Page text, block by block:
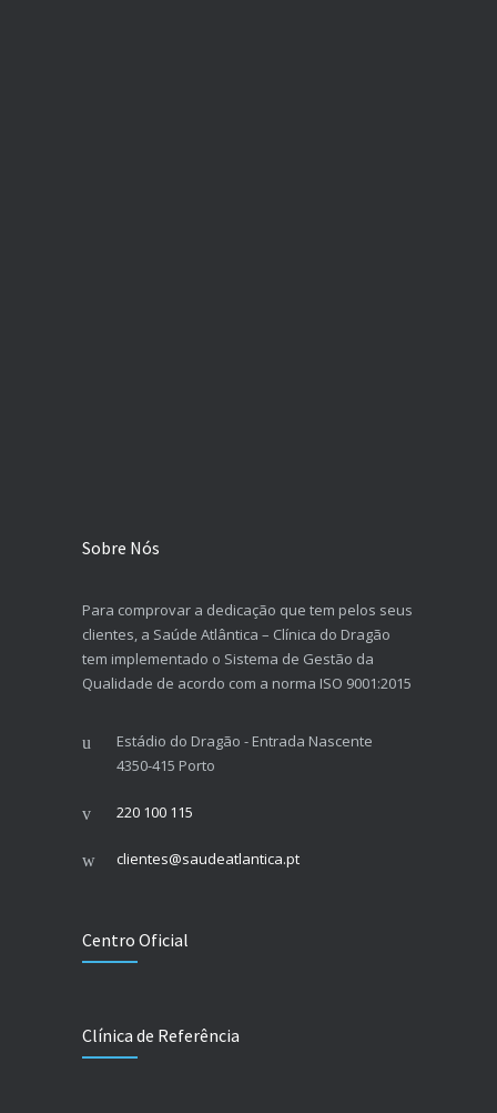
Sobre Nós
Para comprovar a dedicação que tem pelos seus
clientes, a Saúde Atlântica – Clínica do Dragão
tem implementado o Sistema de Gestão da
Qualidade de acordo com a norma ISO 9001:2015
Estádio do Dragão - Entrada Nascente
4350-415 Porto
220 100 115
clientes@saudeatlantica.pt
Centro Oficial
Clínica de Referência